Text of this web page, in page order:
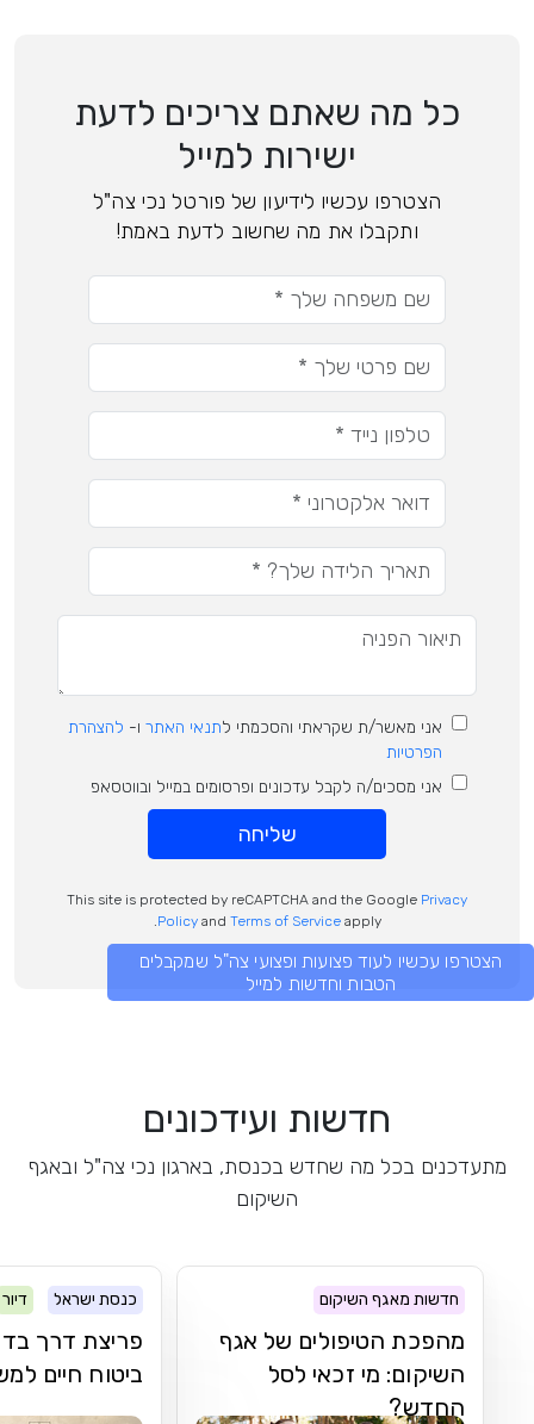
כל מה שאתם צריכים לדעת
ישירות למייל
הצטרפו עכשיו לידיעון של פורטל נכי צה"ל
ותקבלו את מה שחשוב לדעת באמת!
אני מאשר/ת שקראתי והסכמתי לתנאי האתר ו- להצהרת
הפרטיות
אני מסכים/ה לקבל עדכונים ופרסומים במייל ובווטסאפ
שליחה
This site is protected by reCAPTCHA and the Google Privacy
Policyand Terms of Serviceapply.
הצטרפו עכשיו לעוד פצועות ופצועי צה"ל שמקבלים
הטבות וחדשות למייל
חדשות ועידכונים
מתעדכנים בכל מה שחדש בכנסת, בארגון נכי צה"ל ובאגף
השיקום
חדשות מאגף השיקום
מהפכת הטיפולים של אגף
השיקום: מי זכאי לסל
החדש?
כנסת ישראל דיור
פריצת דרך
ביטוח חיים